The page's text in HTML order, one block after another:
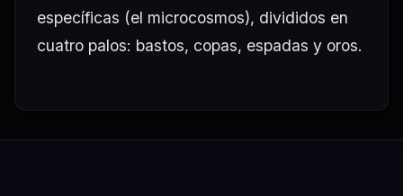
específicas (el microcosmos), divididos en
cuatro palos: bastos, copas, espadas y oros.